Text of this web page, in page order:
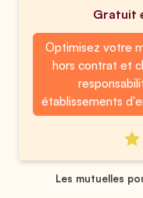
Gratuit
Optimisez votre
hors contrat et
établissements
Les mutuelles